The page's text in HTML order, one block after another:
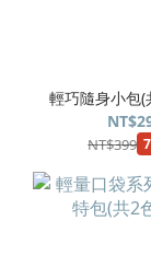
輕巧隨身小包(
NT$399